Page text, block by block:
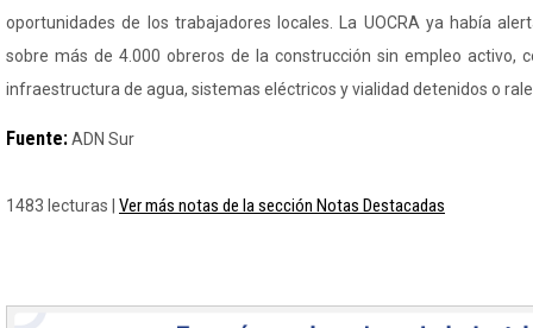
oportunidades de los trabajadores locales. La UOCRA ya había
sobre más de 4.000 obreros de la construcción sin empleo activo,
infraestructura de agua, sistemas eléctricos y vialidad detenidos o
Fuente:ADN Sur
1483 lecturas | Ver más notas de la sección Notas Destacadas